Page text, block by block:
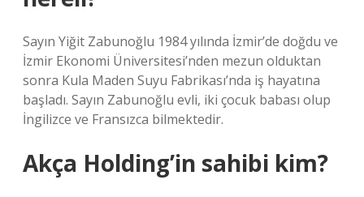
Sayın Yiğit Zabunoğlu 1984 yılında İzmir’de doğdu ve
İzmir Ekonomi Üniversitesi’nden mezun olduktan
sonra Kula Maden Suyu Fabrikası’nda iş hayatına
başladı. Sayın Zabunoğlu evli, iki çocuk babası olup
İngilizce ve Fransızca bilmektedir.
Akça Holding’in sahibi kim?